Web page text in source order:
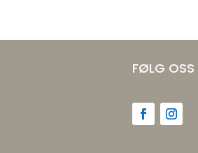
FØLG OSS